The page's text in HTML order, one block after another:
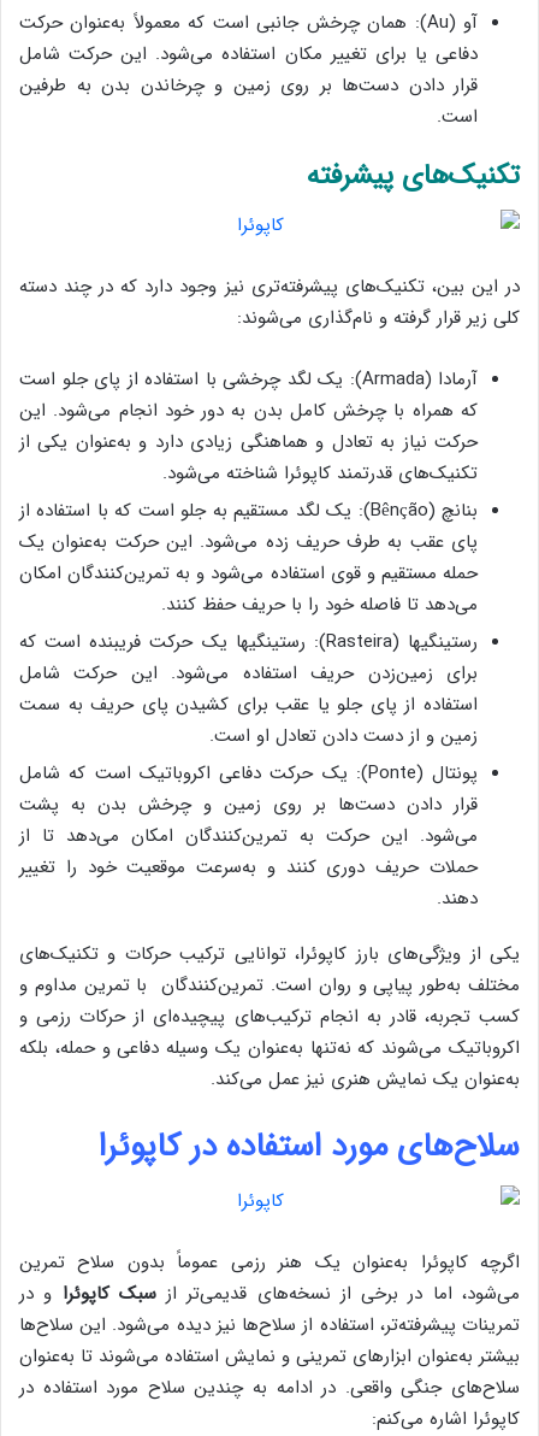
آو (Au): همان چرخش جانبی است که معمولاً به‌عنوان حرکت
دفاعی یا برای تغییر مکان استفاده می‌شود. این حرکت شامل
قرار دادن دست‌ها بر روی زمین و چرخاندن بدن به طرفین
است.
تکنیک‌های پیشرفته
در این بین، تکنیک‌های پیشرفته‌تری نیز وجود دارد که در چند دسته
کلی زیر قرار گرفته و نام‌گذاری می‌شوند:
آرمادا (Armada): یک لگد چرخشی با استفاده از پای جلو است
که همراه با چرخش کامل بدن به دور خود انجام می‌شود. این
حرکت نیاز به تعادل و هماهنگی زیادی دارد و به‌عنوان یکی از
تکنیک‌های قدرتمند کاپوئرا شناخته می‌شود.
بنانچ (Bênção): یک لگد مستقیم به جلو است که با استفاده از
پای عقب به طرف حریف زده می‌شود. این حرکت به‌عنوان یک
حمله مستقیم و قوی استفاده می‌شود و به تمرین‌کنندگان امکان
می‌دهد تا فاصله خود را با حریف حفظ کنند.
رستینگیها (Rasteira): رستینگیها یک حرکت فریبنده است که
برای زمین‌زدن حریف استفاده می‌شود. این حرکت شامل
استفاده از پای جلو یا عقب برای کشیدن پای حریف به سمت
زمین و از دست دادن تعادل او است.
پونتال (Ponte): یک حرکت دفاعی اکروباتیک است که شامل
قرار دادن دست‌ها بر روی زمین و چرخش بدن به پشت
می‌شود. این حرکت به تمرین‌کنندگان امکان می‌دهد تا از
حملات حریف دوری کنند و به‌سرعت موقعیت خود را تغییر
دهند.
یکی از ویژگی‌های بارز کاپوئرا، توانایی ترکیب حرکات و تکنیک‌های
مختلف به‌طور پیاپی و روان است. تمرین‌کنندگان با تمرین مداوم و
کسب تجربه، قادر به انجام ترکیب‌های پیچیده‌ای از حرکات رزمی و
اکروباتیک می‌شوند که نه‌تنها به‌عنوان یک وسیله دفاعی و حمله، بلکه
به‌عنوان یک نمایش هنری نیز عمل می‌کند.
سلاح‌های مورد استفاده در کاپوئرا
اگرچه کاپوئرا به‌عنوان یک هنر رزمی عموماً بدون سلاح تمرین
می‌شود، اما در برخی از نسخه‌های قدیمی‌تر ازسبک کاپوئرا و در
تمرینات پیشرفته‌تر، استفاده از سلاح‌ها نیز دیده می‌شود. این سلاح‌ها
بیشتر به‌عنوان ابزارهای تمرینی و نمایش استفاده می‌شوند تا به‌عنوان
سلاح‌های جنگی واقعی. در ادامه به چندین سلاح مورد استفاده در
کاپوئرا اشاره می‌کنم: